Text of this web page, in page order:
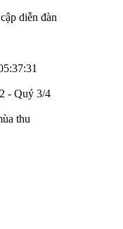
diễn đàn
- Quý 3/4
thu